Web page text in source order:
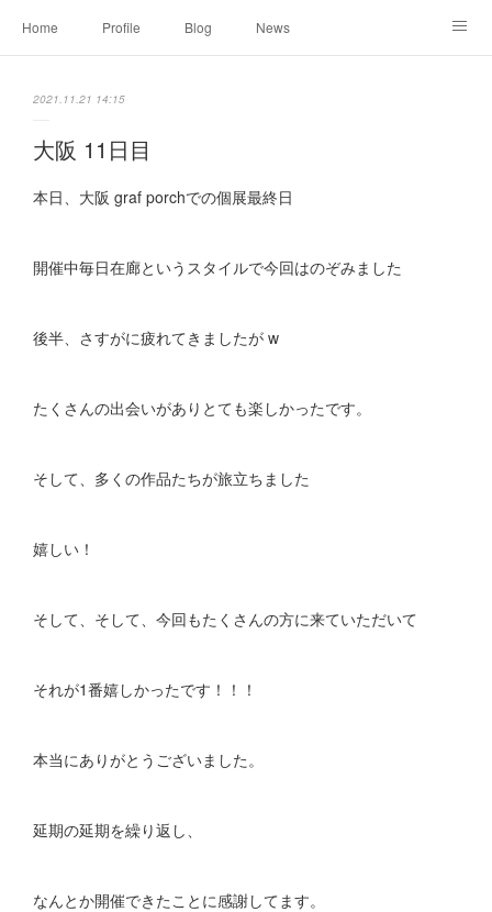
Home Profile Blog News
2021.11.21 14:15
大阪 11日目
本日、大阪 graf porchでの個展最終日
開催中毎日在廊というスタイルで今回はのぞみました
後半、さすがに疲れてきましたが w
たくさんの出会いがありとても楽しかったです。
そして、多くの作品たちが旅立ちました
嬉しい！
そして、そして、今回もたくさんの方に来ていただいて
それが1番嬉しかったです！！！
本当にありがとうございました。
延期の延期を繰り返し、
なんとか開催できたことに感謝してます。